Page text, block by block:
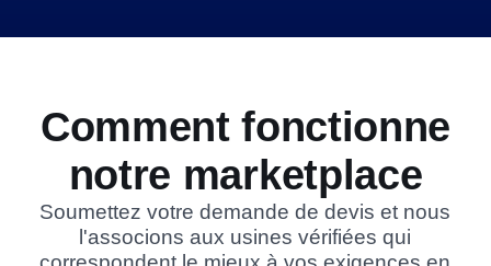
Comment fonctionne
notre marketplace
Soumettez votre demande de devis et nous
l'associons aux usines vérifiées qui